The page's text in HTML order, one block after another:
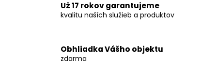
Už 17 rokov garantujeme
kvalitu naších služieb a produktov
Obhliadka Vášho objektu
zdarma